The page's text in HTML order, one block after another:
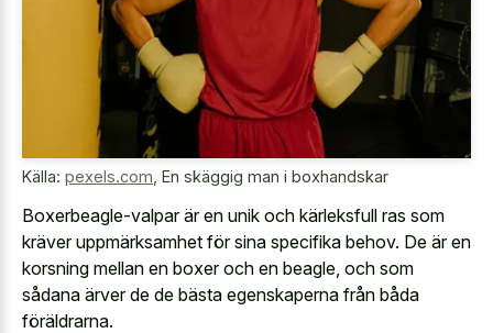
Källa: pexels.com En skäggig man i boxhandskar
Boxerbeagle-valpar är en unik och kärleksfull ras som
kräver uppmärksamhet för sina specifika behov. De är en
korsning mellan en boxer och en beagle, och som
sådana ärver de de bästa egenskaperna från båda
föräldrarna.